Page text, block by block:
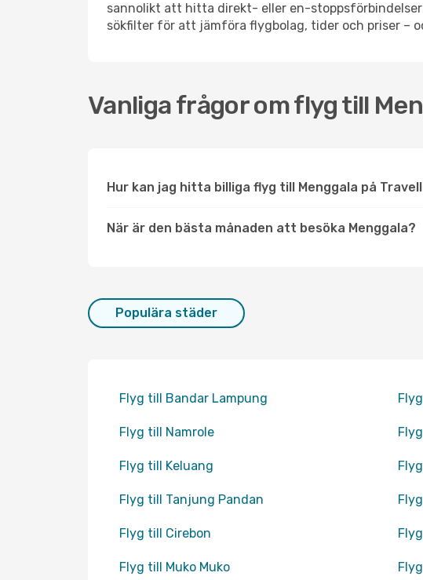
sannolikt att hitta direkt- eller en-
sökfilter för att jämföra flygbolag, tider och priser –
Vanliga frågor om flyg till
Hur kan jag hitta billiga flyg till Menggala på
När är den bästa månaden att besöka Menggala?
Populära städer
Flyg till Bandar Lampung
Flyg till Namrole
Flyg till Keluang
Flyg till Tanjung Pandan
Flyg till Cirebon
Flyg till Muko Muko